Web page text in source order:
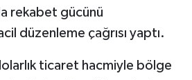
rekabet gücünü
düzenleme çağrısı yaptı.
ticaret hacmiyle bölge